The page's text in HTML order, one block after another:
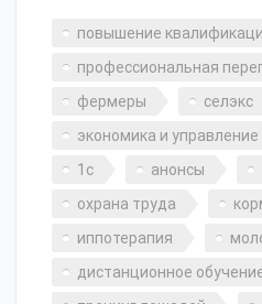
повышение
профессиональная
фермеры
селэкс
экономика и управление
1с
анонсы
охрана труда
иппотерапия
дистанционное